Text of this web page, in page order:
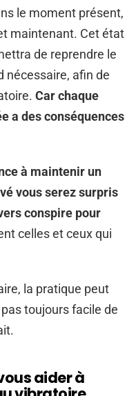
le moment présent,
maintenant. Cet état
de reprendre le
nécessaire, afin de
Car chaque
a des conséquences
à maintenir un
vous serez surpris
conspire pour
celles et ceux qui
la pratique peut
toujours facile de
aider à